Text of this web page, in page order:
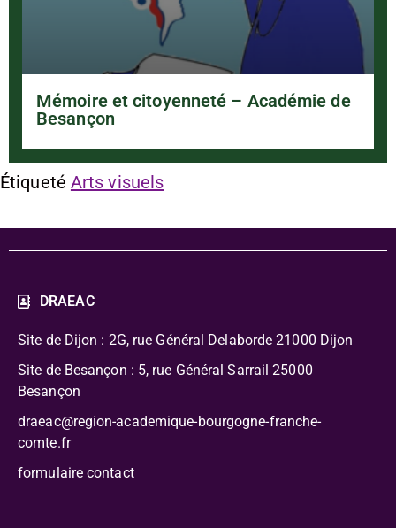
Mémoire et citoyenneté – Académie de
Besançon
Étiqueté Arts visuels
DRAEAC
Site de Dijon : 2G, rue Général Delaborde 21000 Dijon
Site de Besançon : 5, rue Général Sarrail 25000
Besançon
draeac@region-academique-bourgogne-franche-
comte.fr
formulaire contact